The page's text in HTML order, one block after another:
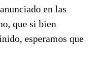
en las
que si bien
esperamos que